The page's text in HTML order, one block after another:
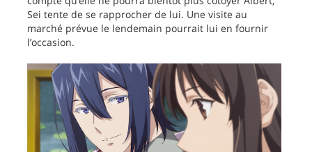
Sei tente de se rapprocher de lui. Une visite au
marché prévue le lendemain pourrait lui en fournir
l’occasion.